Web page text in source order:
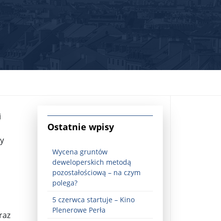
Rosji z Ukrainą. Dzień 1254 ...
Najstarsza muzyka świata ...
Ostatnie wpisy
Wycena gruntów
deweloperskich metodą
pozostałościową – na czym
polega?
5 czerwca startuje – Kino
Plenerowe Perła